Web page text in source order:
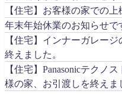
【住宅】お客様の家での上
年末年始休業のお知らせで
【住宅】インナーガレー
終えました。
【住宅】Panasonicテクノ
様の家、お引渡しを終えま